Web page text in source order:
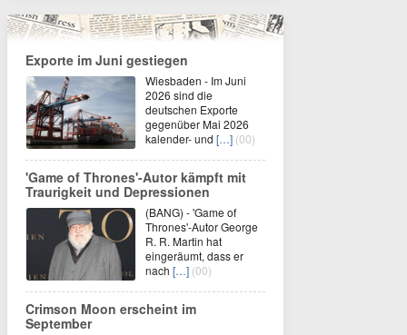
Exporte im Juni gestiegen
Wiesbaden - Im Juni
2026 sind die
deutschen Exporte
gegenüber Mai 2026
kalender- und […] (00)
'Game of Thrones'-Autor kämpft mit
Traurigkeit und Depressionen
(BANG) - 'Game of
Thrones'-Autor George
R. R. Martin hat
eingeräumt, dass er
nach […] (00)
Crimson Moon erscheint im
September